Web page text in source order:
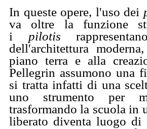
In queste opere, l'uso dei
va oltre la funzione
i pilotis
dell'architettura
piano terra e alla
Pellegrin assumono una
si tratta infatti di una
uno strumento per
trasformando la scuola in
liberato diventa luogo di